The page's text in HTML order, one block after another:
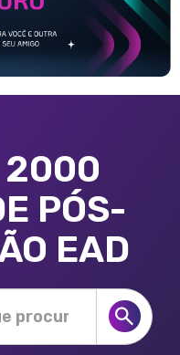
2000
PÓS-
EAD